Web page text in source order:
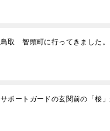
鳥取 智頭町に行ってきました。
サポートガードの玄関前の「桜